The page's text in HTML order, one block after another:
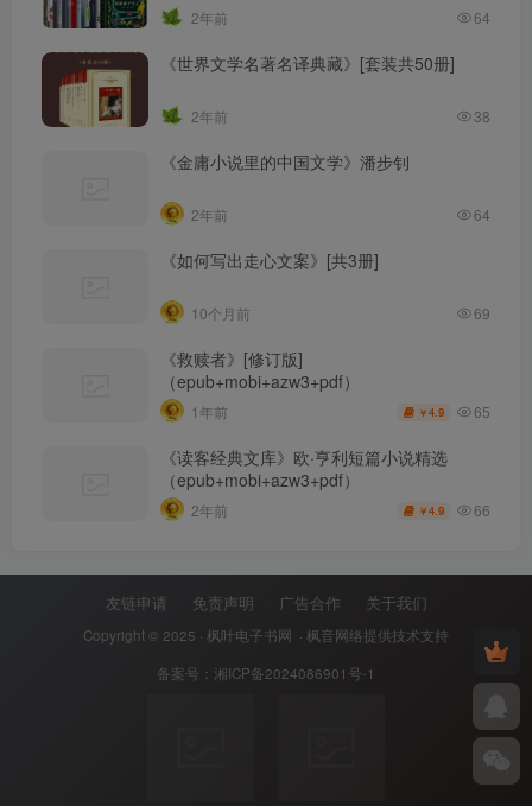
2年前 64
《世界文学名著名译典藏》[套装共50册]
2年前 38
《金庸小说里的中国文学》潘步钊
2年前 64
《如何写出走心文案》[共3册]
10个月前 69
《救赎者》[修订版]
（epub+mobi+azw3+pdf）
1年前 ￥4.9 65
《读客经典文库》欧·亨利短篇小说精选
（epub+mobi+azw3+pdf）
2年前 ￥4.9 66
友链申请 免责声明 广告合作 关于我们
Copyright © 2025 · 枫叶电子书网 · 枫音网络提供技术支持
备案号： 湘ICP备2024086901号-1